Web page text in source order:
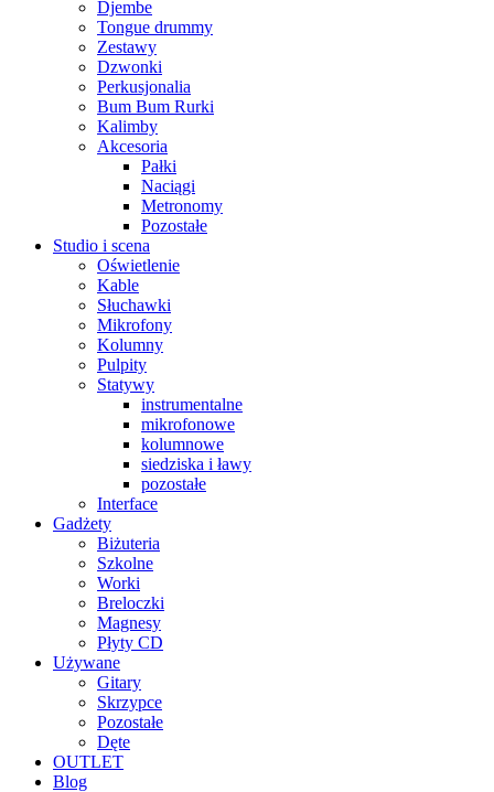
Djembe
Tongue drummy
Zestawy
Dzwonki
Perkusjonalia
Bum Bum Rurki
Kalimby
Akcesoria
Pałki
Naciągi
Metronomy
Pozostałe
Studio i scena
Oświetlenie
Kable
Słuchawki
Mikrofony
Kolumny
Pulpity
Statywy
instrumentalne
mikrofonowe
kolumnowe
siedziska i ławy
pozostałe
Interface
Gadżety
Biżuteria
Szkolne
Worki
Breloczki
Magnesy
Płyty CD
Używane
Gitary
Skrzypce
Pozostałe
Dęte
OUTLET
Blog